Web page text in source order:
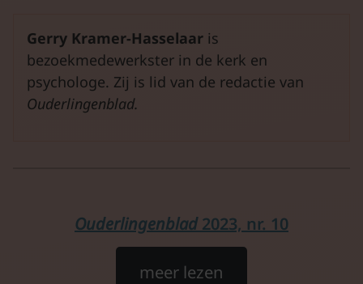
Gerry Kramer-Hasselaar is
bezoekmedewerkster in de kerk en
psychologe. Zij is lid van de redactie van
Ouderlingenblad.
Ouderlingenblad2023, nr. 10
meer lezen